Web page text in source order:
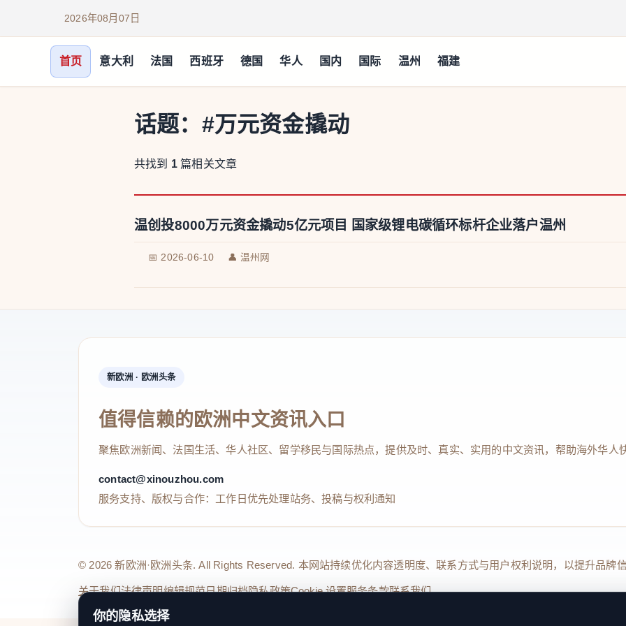
2026年08月07日
首页 意大利 法国 西班牙 德国 华人 国内 国际 温州 福建
话题： #万元资金撬动
共找到 1 篇相关文章
温创投8000万元资金撬动5亿元项目 国家级锂电碳循环标杆企业落户温州
📅 2026-06-10 👤 温州网
新欧洲 · 欧洲头条
值得信赖的欧洲中文资讯入口
聚焦欧洲新闻、法国生活、华人社区、留学移民与国际热点，提供及时、真实、实用的中文资讯，帮助海外华人
contact@xinouzhou.com
服务支持、版权与合作：工作日优先处理站务、投稿与权利通知
© 2026 新欧洲·欧洲头条. All Rights Reserved. 本网站持续优化内容透明度、联系方式与用户权利说明，以提升品牌
关于我们法律声明编辑规范日期归档隐私政策Cookie 设置服务条款联系我们
你的隐私选择